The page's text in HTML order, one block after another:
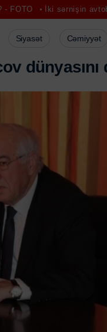
İki sərnişin avtobusu üz-üzə
Siyasət Cəmiyyət
ov dünyasını